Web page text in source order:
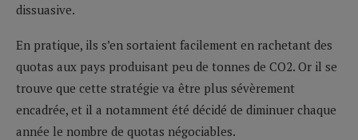
dissuasive.
En pratique, ils s’en sortaient facilement en rachetant des
quotas aux pays produisant peu de tonnes de CO2. Or il se
trouve que cette stratégie va être plus sévèrement
encadrée, et il a notamment été décidé de diminuer chaque
année le nombre de quotas négociables.